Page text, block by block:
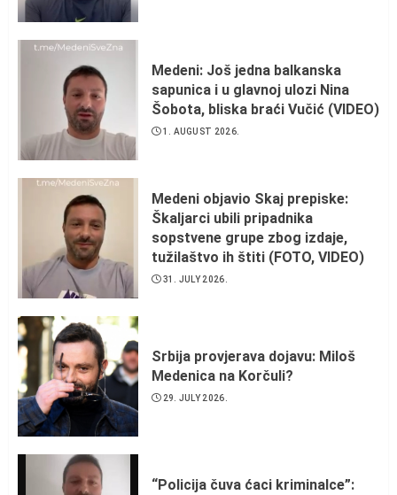
Medeni: Još jedna balkanska
sapunica i u glavnoj ulozi Nina
Šobota, bliska braći Vučić (VIDEO)
1. AUGUST 2026.
Medeni objavio Skaj prepiske:
Škaljarci ubili pripadnika
sopstvene grupe zbog izdaje,
tužilaštvo ih štiti (FOTO, VIDEO)
31. JULY 2026.
Srbija provjerava dojavu: Miloš
Medenica na Korčuli?
29. JULY 2026.
“Policija čuva ćaci kriminalce”: